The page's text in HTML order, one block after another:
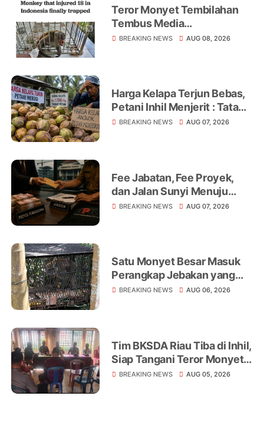
Teror Monyet Tembilahan
Tembus Media
Internasional, AFP Soroti 18
BREAKING NEWS AUG 08, 2026
Harga Kelapa Terjun Bebas,
Petani Inhil Menjerit : Tata
Niaga, Monopoli hingga
BREAKING NEWS AUG 07, 2026
Fee Jabatan, Fee Proyek,
dan Jalan Sunyi Menuju
Operasi Tangkap Tangan
BREAKING NEWS AUG 07, 2026
Satu Monyet Besar Masuk
Perangkap Jebakan yang
Dipasang di Belakang
BREAKING NEWS AUG 06, 2026
Tim BKSDA Riau Tiba di Inhil,
Siap Tangani Teror Monyet
Liar yang Telah Melukai 18
BREAKING NEWS AUG 05, 2026